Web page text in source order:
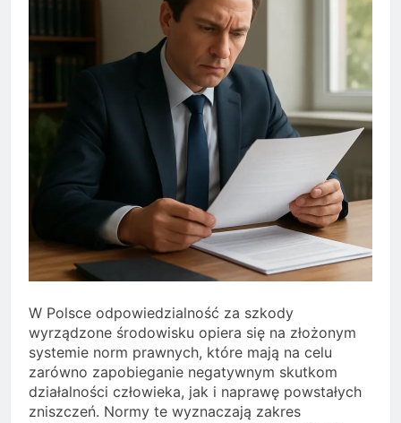
W Polsce odpowiedzialność za szkody
wyrządzone środowisku opiera się na złożonym
systemie norm prawnych, które mają na celu
zarówno zapobieganie negatywnym skutkom
działalności człowieka, jak i naprawę powstałych
zniszczeń. Normy te wyznaczają zakres